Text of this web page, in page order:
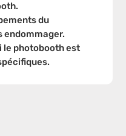
du
endommager.
le photobooth est